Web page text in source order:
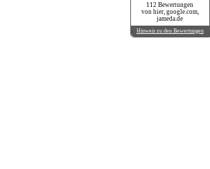
112 Bewertungen
von hier, google.com,
jameda.de
Hinweis zu den Bewertungen